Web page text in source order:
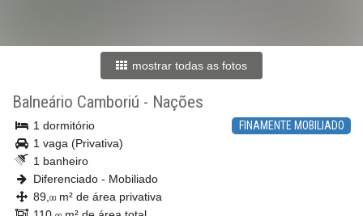
mostrar todas as fotos
Balneário Camboriú - Nações
FINAMENTE MOBILIADO
1 dormitório
1 vaga (Privativa)
1 banheiro
Diferenciado - Mobiliado
89, 00m² de área privativa